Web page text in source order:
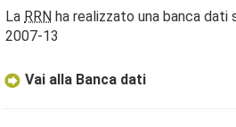
La RRN ha realizzato una banca dati
2007-13
Vai alla Banca dati